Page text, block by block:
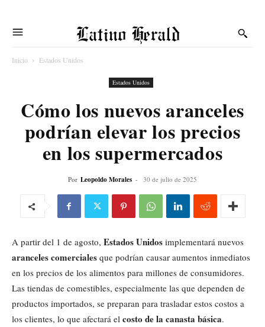
Latino Herald
Inicio Estados Unidos
Estados Unidos
Cómo los nuevos aranceles
podrían elevar los precios
en los supermercados
Por Leopoldo Morales - 30 de julio de 2025
A partir del 1 de agosto, Estados Unidos implementará nuevos
aranceles comerciales que podrían causar aumentos inmediatos
en los precios de los alimentos para millones de consumidores.
Las tiendas de comestibles, especialmente las que dependen de
productos importados, se preparan para trasladar estos costos a
los clientes, lo que afectará el costo de la canasta básica.